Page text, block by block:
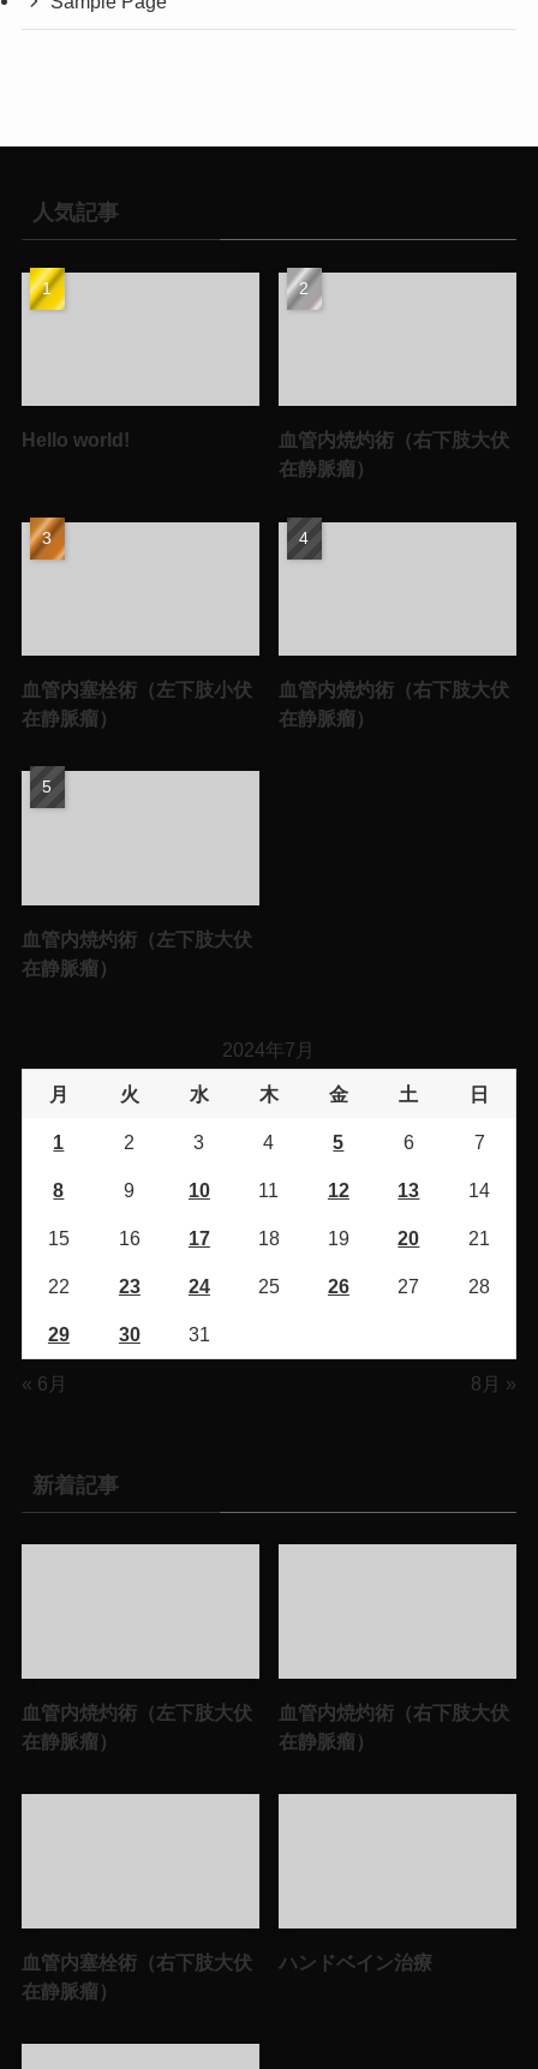
人気記事
Hello world!
血管内焼灼術（右下肢大伏
在静脈瘤）
血管内塞栓術（左下肢小伏
在静脈瘤）
血管内焼灼術（右下肢大伏
在静脈瘤）
血管内焼灼術（左下肢大伏
在静脈瘤）
2024年7月
月 火 水 木 金 土 日
1 2 3 4 5 6 7
8 9 10 11 12 13 14
15 16 17 18 19 20 21
22 23 24 25 26 27 28
29 30 31
« 6月 8月 »
新着記事
血管内焼灼術（左下肢大伏
在静脈瘤）
血管内焼灼術（右下肢大伏
在静脈瘤）
血管内塞栓術（右下肢大伏
在静脈瘤）
ハンドベイン治療